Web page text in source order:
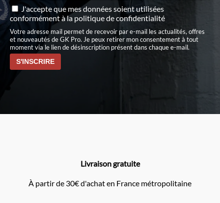
J'accepte que mes données soient utilisées
conformément àla politique de confidentialité
Votre adresse mail permet de recevoir par e-mail les actualités, offres
et nouveautés de GK Pro. Je peux retirer mon consentement à tout
moment via le lien de désinscription présent dans chaque e-mail.
Livraison gratuite
À partir de 30€ d'achat en France métropolitaine